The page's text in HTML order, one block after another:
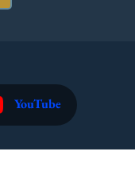
YouTube